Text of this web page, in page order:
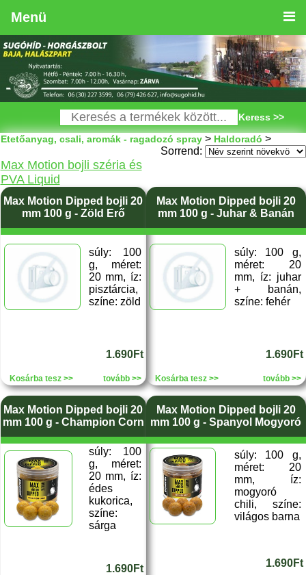
Menü
Keress >>
Etetőanyag, csali, aromák - ragadozó spray> Haldoradó >
Sorrend:
Max Motion bojli széria és
PVA Liquid
Max Motion Dipped bojli 20
mm 100 g - Zöld Erő
súly: 100
g, méret:
20 mm, íz:
pisztárcia,
színe: zöld
1.690Ft
Kosárba tesz >> tovább >>
Max Motion Dipped bojli 20
mm 100 g - Juhar & Banán
súly: 100 g,
méret: 20
mm, íz: juhar
+ banán,
színe: fehér
1.690Ft
Kosárba tesz >> tovább >>
Max Motion Dipped bojli 20
mm 100 g - Champion Corn
súly: 100
g, méret:
20 mm, íz:
édes
kukorica,
színe:
sárga
1.690Ft
Max Motion Dipped bojli 20
mm 100 g - Spanyol Mogyoró
súly: 100 g,
méret: 20
mm, íz:
mogyoró
chili, színe:
világos barna
1.690Ft